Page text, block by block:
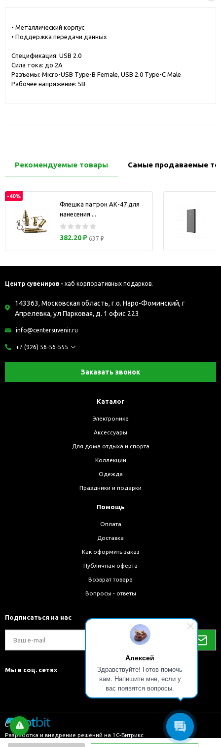
Алексей
Здравствуйте! Готов помочь
вам. Напишите мне, если у
вас появятся вопросы.
• Металлический корпус
• Поддержка передачи данных
Спецификация: USB 2.0
Сила тока: до 2A
Разъемы: Micro-USB Type-B Female, USB 2.0 Type-C Male
Рабочее напряжение: 5В
Рекомендуемые товары Самые продаваемые
-40%
Флешка патрон АК-47 для
нанесения ...
382.20 ₽ 637 ₽
Центр сувениров - хаб корпоративных подарков.
143363, Московская область, г.о. Наро-Фоминский, г
Апрелевка, ул Парковая, д. 1 офис 223
info@centersuvenir.ru
+7 (926) 56-56-555
Заказать звонок
Каталог
Электроника
Аксессуары
Для дома отдыха и спорта
Коллекции
Одежда
Праздники и подарки
Помощь
Оплата
Доставка
Как оформить заказ
Публичная оферта
Возврат товара
Вопросы - ответы
Подписаться на нас
Мы в соц. сетях
Разработка и внедрение решений на 1С-Битрикс